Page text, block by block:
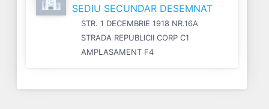
SEDIU SECUNDAR DESEMNAT
STR. 1 DECEMBRIE 1918 NR.16A
STRADA REPUBLICII CORP C1
AMPLASAMENT F4